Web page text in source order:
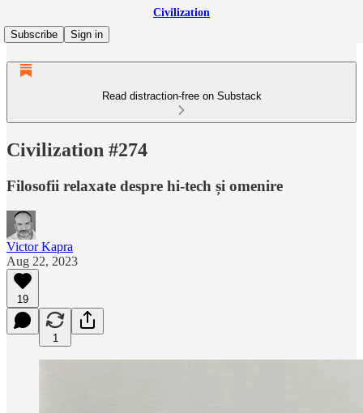
Civilization
Subscribe
Sign in
Read distraction-free on Substack
Civilization #274
Filosofii relaxate despre hi-tech și omenire
Victor Kapra
Aug 22, 2023
19
1